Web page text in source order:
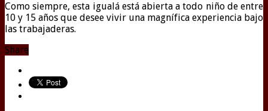
Como siempre, esta igualá está abierta a todo niño de entre
10 y 15 años que desee vivir una magnífica experiencia bajo
las trabajaderas.
Share